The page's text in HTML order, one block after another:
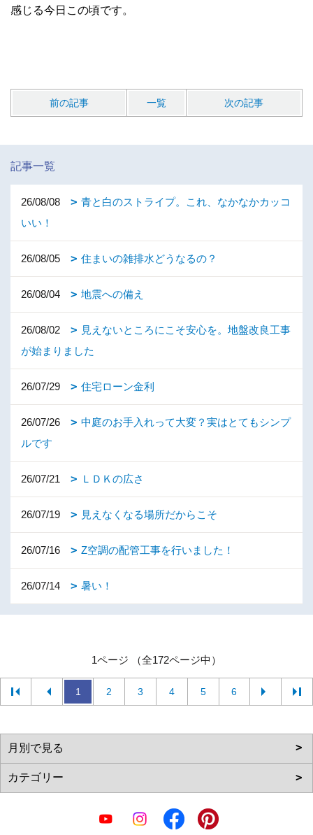
感じる今日この頃です。
前の記事 一覧 次の記事
記事一覧
26/08/08
青と白のストライプ。これ、なかなかカッコ
いい！
26/08/05 住まいの雑排水どうなるの？
26/08/04 地震への備え
26/08/02
見えないところにこそ安心を。地盤改良工事
が始まりました
26/07/29 住宅ローン金利
26/07/26
中庭のお手入れって大変？実はとてもシンプ
ルです
26/07/21 ＬＤＫの広さ
26/07/19 見えなくなる場所だからこそ
26/07/16 Z空調の配管工事を行いました！
26/07/14 暑い！
1ページ （全172ページ中）
1 2 3 4 5 6